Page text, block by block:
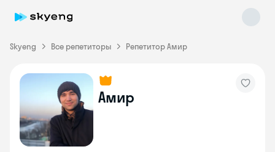
Skyeng Все репетиторы Репетитор Амир
Амир
Skyeng Chat
online